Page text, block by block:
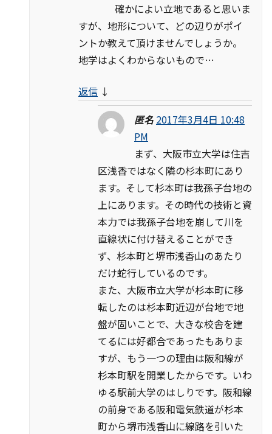
確かによい立地であると思いま
すが、地形について、どの辺りがポイ
ントか教えて頂けませんでしょうか。
地学はよくわからないもので…
返信 ↓
匿名 2017年3月4日 10:48
PM
まず、大阪市立大学は住吉
区浅香ではなく隣の杉本町にあり
ます。そして杉本町は我孫子台地の
上にあります。その時代の技術と資
本力では我孫子台地を崩して川を
直線状に付け替えることができ
ず、杉本町と堺市浅香山のあたり
だけ蛇行しているのです。
また、大阪市立大学が杉本町に移
転したのは杉本町近辺が台地で地
盤が固いことで、大きな校舎を建
てるには好都合であったもありま
すが、もう一つの理由は阪和線が
杉本町駅を開業したからです。いわ
ゆる駅前大学のはしりです。阪和線
の前身である阪和電気鉄道が杉本
町から堺市浅香山に線路を引いた